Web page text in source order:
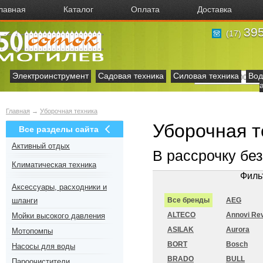
Каталог Оплата Доставка
(17)
Электроинструмент Садовая техника Силовая техника
Главная → Уборочная техника
Все разделы сайта
Активный отдых
Климатическая техника
Аксесcуары, расходники и
шланги
Мойки высокого давления
Мотопомпы
Насосы для воды
Уборочная
В рассрочку
Все бренды
AEG
ALTECO
Annovi
ASILAK
Aurora
BORT
Bosch
BRADO
BULL